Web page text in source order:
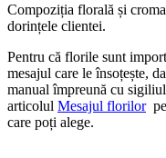
Compoziția florală și
dorințele clientei.
Pentru că florile sunt
mesajul care le însoțește,
manual împreună cu
articolul Mesajul florilor
care poți alege.